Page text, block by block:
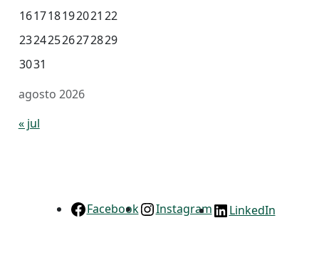
agosto 2026
161718192021 22
23242526272829
3031
« jul
Facebook Instagram LinkedIn